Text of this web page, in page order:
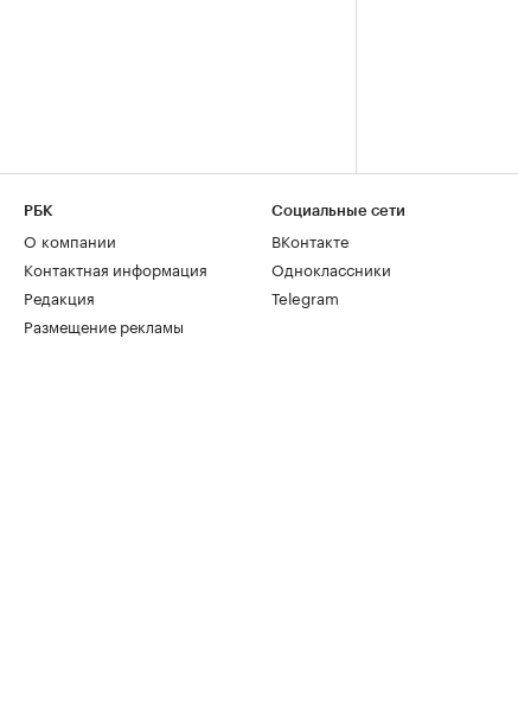
РБК
О компании
Контактная информация
Редакция
Размещение рекламы
Социальные сети
ВКонтакте
Одноклассники
Telegram